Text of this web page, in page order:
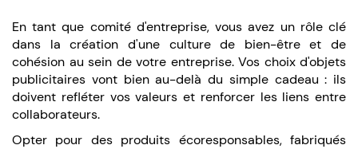
En tant que comité d'entreprise, vous avez un rôle clé
dans la création d'une culture de bien-être et de
cohésion au sein de votre entreprise. Vos choix d'objets
publicitaires vont bien au-delà du simple cadeau : ils
doivent refléter vos valeurs et renforcer les liens entre
collaborateurs.
Opter pour des produits écoresponsables, fabriqués